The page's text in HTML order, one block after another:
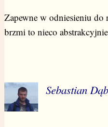
Zapewne w odniesieniu do
brzmi to nieco
Sebastian